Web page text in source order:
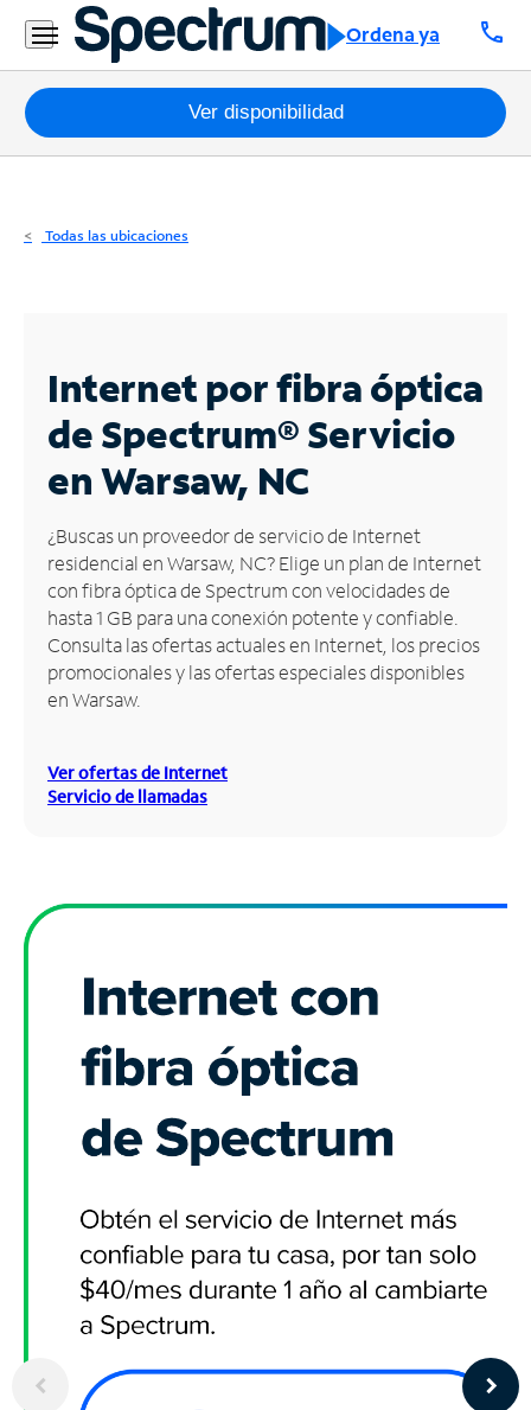
Ordena ya call
Residencial
Business
Paquetes
Internet
Business
Contáctanos
Inglés
Administrar
cuenta
Encuentra
una
tienda
Ver disponibilidad
Todas las ubicaciones
Internet por fibra óptica
de Spectrum®Servicio
en Warsaw, NC
¿Buscas un proveedor de servicio de Internet
residencial en Warsaw, NC? Elige un plan de Internet
con fibra óptica de Spectrum con velocidades de
hasta 1 GB para una conexión potente y confiable.
Consulta las ofertas actuales en Internet, los precios
promocionales y las ofertas especiales disponibles
en Warsaw.
Ver ofertas de Internet
Servicio de llamadas